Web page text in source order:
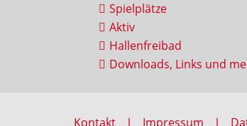
Spielplätze
Aktiv
Hallenfreibad
Downloads, Links und
Kontakt Impressum